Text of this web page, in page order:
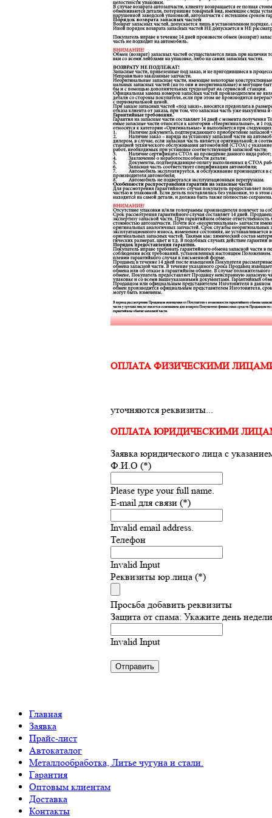
ОПЛАТА ФИЗИЧЕСКИМИ
уточняются реквизиты...
ОПЛАТА ЮРИДИЧЕСКИМИ
Заявка юридического лица с
Ф.И.О (*)
Please type your full name.
E-mail для связи (*)
Invalid email address.
Телефон
Invalid Input
Реквизиты юр.лица (*)
Просьба добавить реквизиты
Защита от спама: Укажите день
Invalid Input
Главная
Заявка
Прайс-лист
Автокаталог
Металлообработка, Литье чугуна и стали.
Гарантия
Оптовым клиентам
Доставка
Контакты